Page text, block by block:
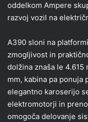
oddelkom Ampere
razvoj vozil na
A390 sloni na
zmogljivost in
dolžina znaša le 4.615
mm, kabina pa ponuja
elegantno karoserijo
elektromotorji in
omogoča delovanje